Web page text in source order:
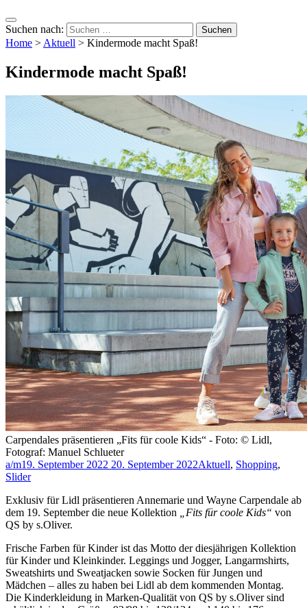
Suchen nach:
Home >Aktuell > Kindermode macht Spaß!
Kindermode macht Spaß!
Carpendales präsentieren „Fits für coole Kids“ - Foto: © Lidl,
Fotograf: Manuel Schlueter
a/m19. September 2022 20. September 2022Aktuell, Shopping,
Slider
Exklusiv für Lidl präsentieren Annemarie und Wayne Carpendale ab
dem 19. September die neue Kollektion
„Fits für coole Kids“ von
QS by s.Oliver.
Frische Farben für Kinder ist das Motto der diesjährigen Kollektion
für Kinder und Kleinkinder. Leggings und Jogger, Langarmshirts,
Sweatshirts und Sweatjacken sowie Socken für Jungen und
Mädchen – alles zu haben bei Lidl ab dem kommenden Montag.
Die Kinderkleidung in Marken-Qualität von QS by s.Oliver sind